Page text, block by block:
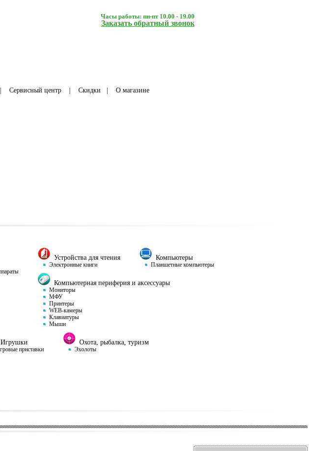
Часы работы: пн-пт 10.00 - 19.00
Заказать обратный звонок
Сервисный центр| Скидки О магазине
Устройства для чтения
Электронные книги
Компьютеры
Планшетные компьютеры
Компьютерная периферия и аксессуары
Мониторы
МФУ
Принтеры
WEB-камеры
Клавиатуры
Мыши
Игрушки
приставки
Охота, рыбалка, туризм
Эхолоты